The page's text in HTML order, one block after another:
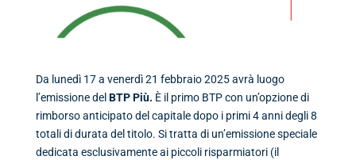
Da lunedì 17 a venerdì 21 febbraio 2025 avrà luogo
l’emissione del BTP Più. È il primo BTP con un’opzione di
rimborso anticipato del capitale dopo i primi 4 anni degli 8
totali di durata del titolo. Si tratta di un’emissione speciale
dedicata esclusivamente ai piccoli risparmiatori (il